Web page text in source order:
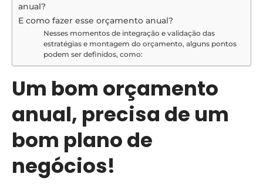
anual?
E como fazer esse orçamento anual?
Nesses momentos de integração e validação das
estratégias e montagem do orçamento, alguns pontos
podem ser definidos, como:
Um bom orçamento
anual, precisa de um
bom plano de
negócios!